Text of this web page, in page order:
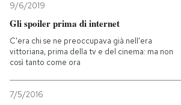
NEWSLETTER
I MIEI PREFERITI
9/6/2019
Gli spoiler prima di internet
C'era chi se ne preoccupava già nell'era
vittoriana, prima della tv e del cinema: ma non
così tanto come ora
7/5/2016